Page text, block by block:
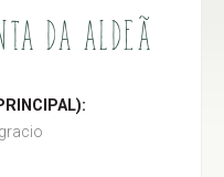
DA ALDEÃ